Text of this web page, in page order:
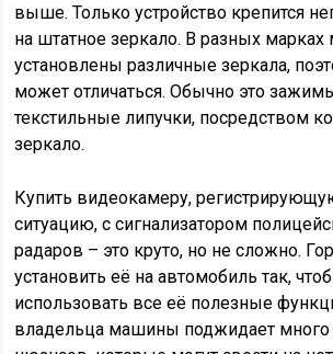
выше. Только устройство крепится
на штатное зеркало. В разных
установлены различные зеркала,
может отличаться. Обычно это
текстильные липучки, посредством
зеркало.
Купить видеокамеру,
ситуацию, с сигнализатором
радаров – это круто, но не сложно.
установить её на автомобиль так,
использовать все её полезные
владельца машины поджидает